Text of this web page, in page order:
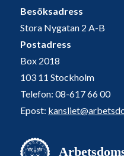
Besöksadress
Stora Nygatan 2 A-B
Postadress
Box 2018
103 11 Stockholm
Telefon: 08-617 66 00
Epost: